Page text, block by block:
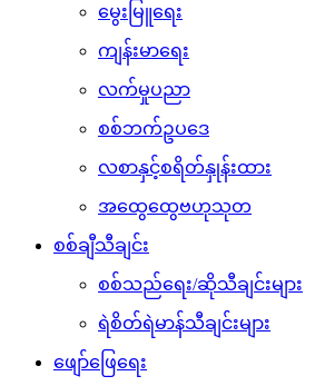
မွေးမြူရေး
ကျန်းမာရေး
လက်မှုပညာ
စစ်ဘက်ဥပဒေ
လစာနှင့်စရိတ်နှုန်းထား
အထွေထွေဗဟုသုတ
စစ်ချီသီချင်း
စစ်သည်ရေး/ဆိုသီချင်းများ
ရဲစိတ်ရဲမာန်သီချင်းများ
ဖျော်ဖြေရေး